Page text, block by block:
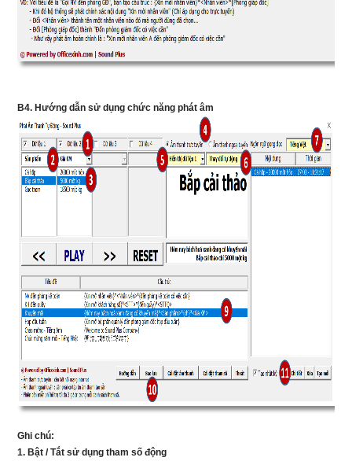
B4. Hướng dẫn sử dụng chức năng phát âm
Ghi chú:
1. Bật / Tắt sử dụng tham số động